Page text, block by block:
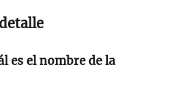
es el nombre de la